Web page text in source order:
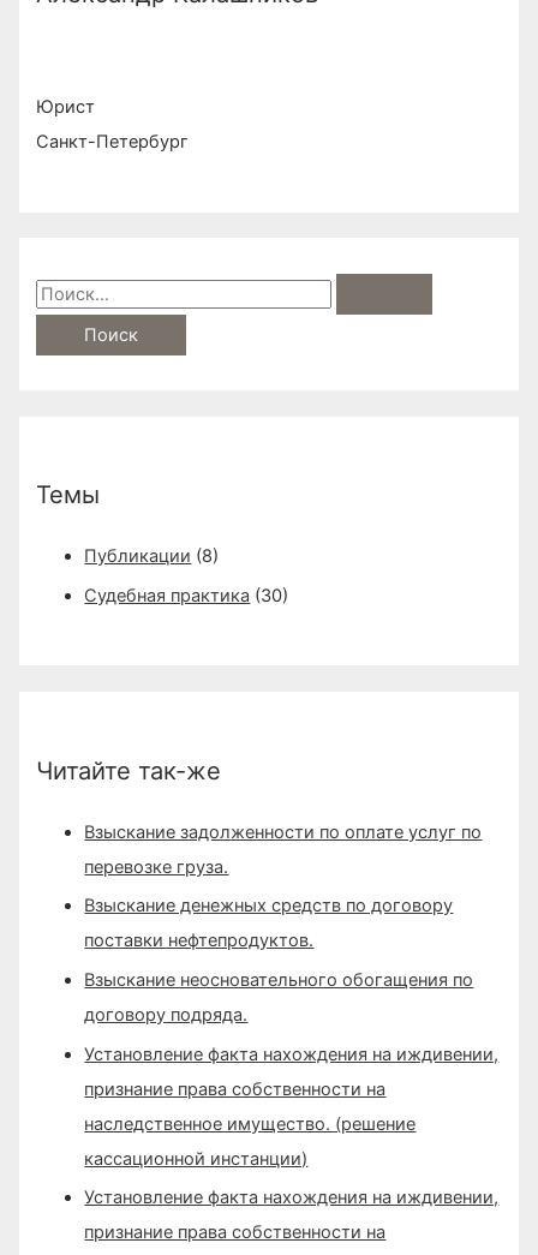
Юрист
Санкт-Петербург
S
a
Темы
Публикации (8)
Судебная практика (30)
Читайте так-же
Взыскание задолженности по оплате услуг по
перевозке груза.
Взыскание денежных средств по договору
поставки нефтепродуктов.
Взыскание неосновательного обогащения по
договору подряда.
Установление факта нахождения на иждивении,
признание права собственности на
наследственное имущество. (решение
кассационной инстанции)
Установление факта нахождения на иждивении,
признание права собственности на